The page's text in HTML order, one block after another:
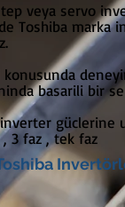
veya servo
Toshiba
basarili bir
3 faz , tek faz